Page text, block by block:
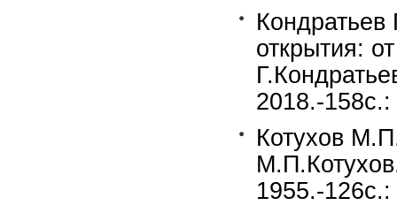
Кондратьев
открытия:
2018.-
Котухов
1955.-